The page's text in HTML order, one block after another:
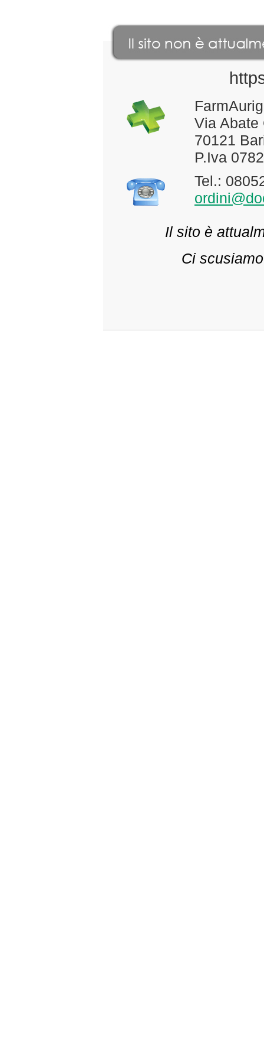
Via Abate
70121
P.Iva
Tel.:
Il sito è
Ci